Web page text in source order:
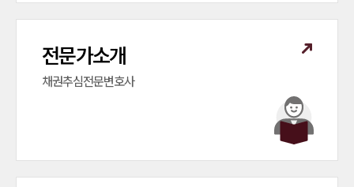
전문가소개
채권추심전문변호사